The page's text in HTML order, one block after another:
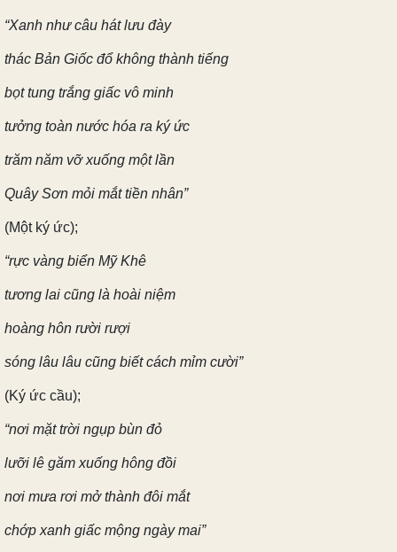
“Xanh như câu hát lưu đày
thác Bản Giốc đổ không thành tiếng
bọt tung trắng giấc vô minh
tưởng toàn nước hóa ra ký ức
trăm năm vỡ xuống một lần
Quây Sơn mỏi mắt tiền nhân”
(Một ký ức);
“rực vàng biển Mỹ Khê
tương lai cũng là hoài niệm
hoàng hôn rười rượi
sóng lâu lâu cũng biết cách mỉm cười”
(Ký ức cầu);
“nơi mặt trời ngụp bùn đỏ
lưỡi lê găm xuống hông đồi
nơi mưa rơi mở thành đôi mắt
chớp xanh giấc mộng ngày mai”